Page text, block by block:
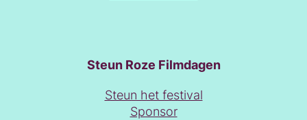
Steun Roze Filmdagen
Steun het festival
Sponsor